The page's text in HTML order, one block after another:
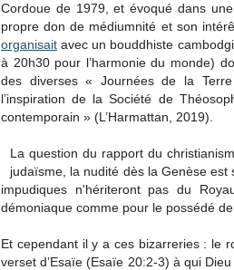
Cordoue de 1979, et évoqué dans
propre don de médiumnité et son
organisait avec un bouddhiste
à 20h30 pour l’harmonie du monde)
des diverses « Journées de la
l’inspiration de la Société de
contemporain » (L’Harmattan, 2019).
La question du rapport du
judaïsme, la nudité dès la Genèse
impudiques n'hériteront pas du
démoniaque comme pour le possédé
Et cependant il y a ces bizarreries : le
verset d’Esaïe (Esaïe 20:2-3) à qui